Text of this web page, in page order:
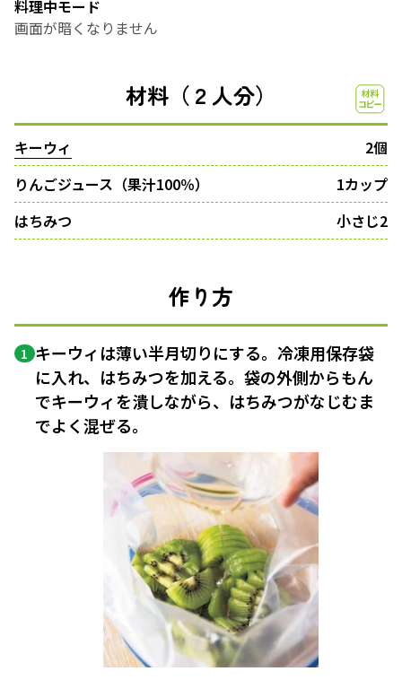
料理中モード
画面が暗くなりません
材料（２人分）
キーウィ
2個
りんごジュース（果汁100％）
1カップ
はちみつ
小さじ2
作り方
1 キーウィは薄い半月切りにする。冷凍用保存袋
に入れ、はちみつを加える。袋の外側からもん
でキーウィを潰しながら、はちみつがなじむま
でよく混ぜる。